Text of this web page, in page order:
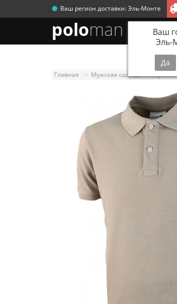
Ваш регион доставки:Эль-Монте
Ваш
Эль-
poloman
Главная Мужская одежда